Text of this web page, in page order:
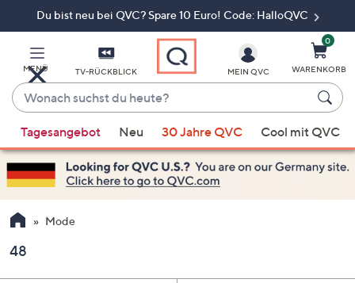
Du bist neu bei QVC? Spare 10 Euro! Code: HalloQVC
MENÜ TV-RÜCKBLICK
Wonach
suchst
du
heute?
Vorschläge
verfügbar
sind,
verwenden
Sie
Pfeiltasten
nach
MEIN QVC
0
WARENKORB
Tagesangebot Neu 30 Jahre QVC Cool mit QVC
Mode
48